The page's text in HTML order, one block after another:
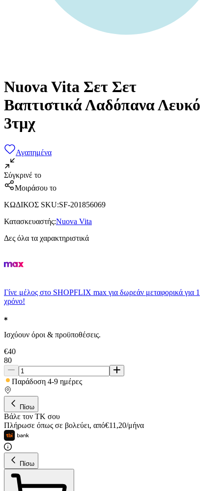
Nuova Vita Σετ Σετ
Βαπτιστικά Λαδόπανα Λευκό
3τμχ
Αγαπημένα
Σύγκρινέ το
Μοιράσου το
ΚΩΔΙΚΟΣ SKU:SF-201856069
Κατασκευαστής:Nuova Vita
Δες όλα τα χαρακτηριστικά
Γίνε μέλος στο SHOPFLIX max για δωρεάν μεταφορικά για 1
χρόνο!
Ισχύουν όροι & προϋποθέσεις.
€40
80
Παράδοση 4-9 ημέρες
Πίσω
Βάλε τον ΤΚ σου
Πλήρωσε όπως σε βολεύει, από€11,20/μήνα
Πίσω